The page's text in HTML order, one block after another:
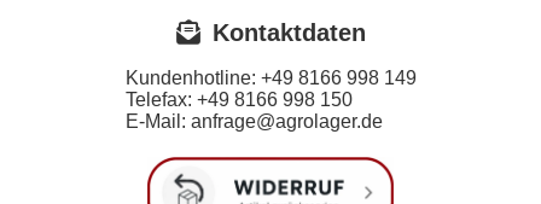
Kontaktdaten
Kundenhotline: +49 8166 998 149
Telefax: +49 8166 998 150
E-Mail: anfrage@agrolager.de